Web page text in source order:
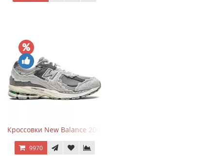
Кроссовки New Balance 2002R Protection Pack Grey
9970